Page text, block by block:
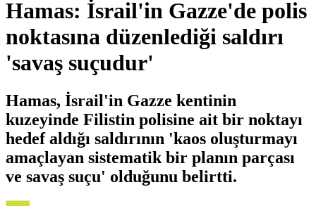
Hamas: İsrail'in Gazze'de polis
noktasına düzenlediği saldırı
'savaş suçudur'
Hamas, İsrail'in Gazze kentinin
kuzeyinde Filistin polisine ait bir noktayı
hedef aldığı saldırının 'kaos oluşturmayı
amaçlayan sistematik bir planın parçası
ve savaş suçu' olduğunu belirtti.